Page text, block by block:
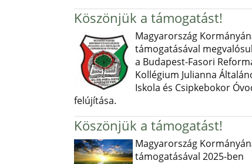
Köszönjük a támogatást!
Magyarország
támogatásával
a Budapest-Fasori
Kollégium Julianna
Iskola és Csipkebokor
felújítása.
Köszönjük a támogatást!
Magyarország
támogatásával 2025-ben